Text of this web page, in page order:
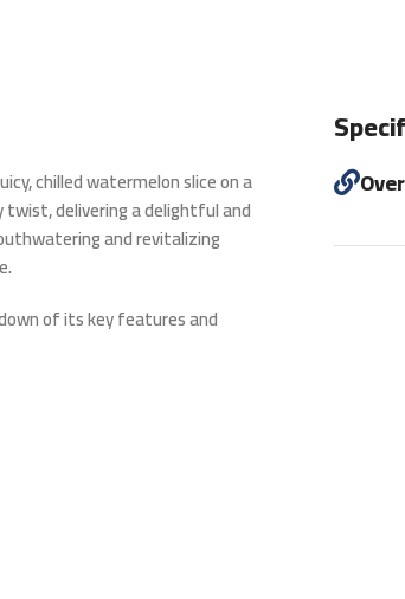
chilled watermelon slice on a
delivering a delightful and
and revitalizing
of its key features and